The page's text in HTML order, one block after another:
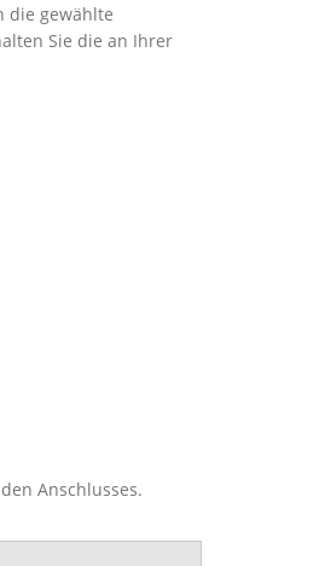
die gewählte
Sie die an Ihrer
Anschlusses.